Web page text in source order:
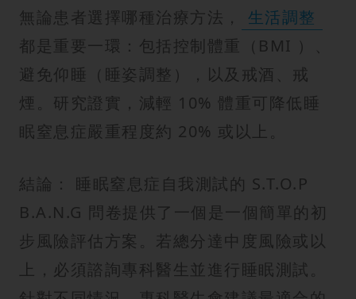
無論患者選擇哪種治療方法，
生活調整
都是重要一環：包括控制體重（BMI ）、
避免仰睡（睡姿調整），以及戒酒、戒
煙。研究證實，減輕 10% 體重可降低睡
眠窒息症嚴重程度約 20% 或以上。
結論： 睡眠窒息症自我測試的 S.T.O.P
B.A.N.G 問卷提供了一個是一個簡單的初
步風險評估方案。若總分達中度風險或以
上，必須諮詢專科醫生並進行睡眠測試。